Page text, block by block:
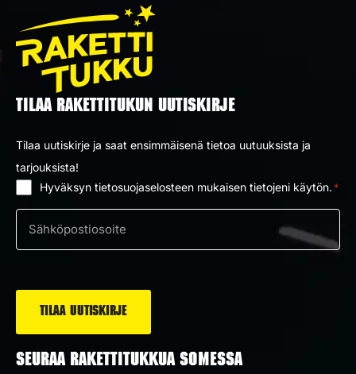
TILAA RAKETTITUKUN UUTISKIRJE
Tilaa uutiskirje ja saat ensimmäisenä tietoa uutuuksista ja
tarjouksista!
Hyväksyn tietosuojaselosteen mukaisen tietojeni käytön. *
Sähköposti
SEURAA RAKETTITUKKUA SOMESSA